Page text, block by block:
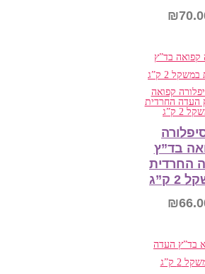
₪
הוספה לסל
בד”ץ
החרדית
ק”ג
₪